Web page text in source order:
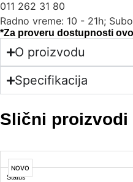
011 262 31 80
Radno vreme: 10 - 21h;
*Za proveru dostupnosti
O proizvodu
Specifikacija
Slični proizvodi
NOVO
Status